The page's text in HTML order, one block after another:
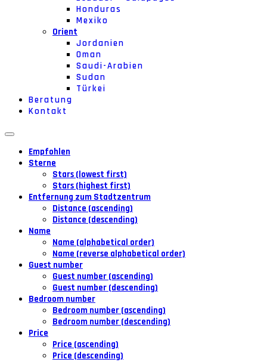
Honduras
Mexiko
Orient
Jordanien
Oman
Saudi-Arabien
Sudan
Türkei
Beratung
Kontakt
Empfohlen
Sterne
Stars (lowest first)
Stars (highest first)
Entfernung zum Stadtzentrum
Distance (ascending)
Distance (descending)
Name
Name (alphabetical order)
Name (reverse alphabetical order)
Guest number
Guest number (ascending)
Guest number (descending)
Bedroom number
Bedroom number (ascending)
Bedroom number (descending)
Price
Price (ascending)
Price (descending)